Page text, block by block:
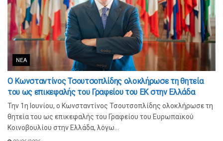
ΝΈΑ
Ο Κωνσταντίνος Τσουτσοπλίδης ολοκλήρωσε τη θητεία
του ως επικεφαλής του Γραφείου του ΕΚ στην Ελλάδα
Την 1η Ιουνίου, ο Κωνσταντίνος Τσουτσοπλίδης ολοκλήρωσε τη
θητεία του ως επικεφαλής του Γραφείου του Ευρωπαϊκού
Κοινοβουλίου στην Ελλάδα, λόγω...